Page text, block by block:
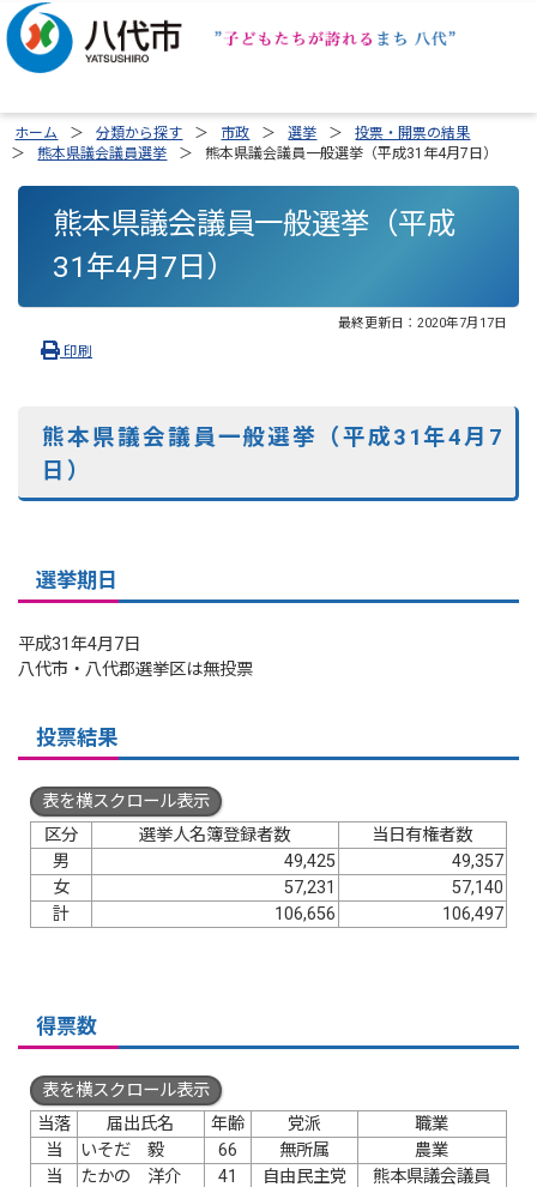
ホーム 分類から探す 市政 選挙
投票・開票の結果
熊本県議会議員選挙
熊本県議会議員一般選挙（平成31年4月7日）
熊本県議会議員一般選挙（平成
31年4月7日）
最終更新日： 2020年7月17日
印刷
熊本県議会議員一般選挙（平成31年4月7
日）
選挙期日
平成31年4月7日
八代市・八代郡選挙区は無投票
投票結果
表を横スクロール表示
区分
選挙人名簿登録者数
当日有権者数
男
49,425
49,357
女
57,231
57,140
計
106,656 106,497
得票数
表を横スクロール表示
当落
届出氏名 年齢 党派
職業
当
いそだ 毅 66 無所属
農業
当
たかの 洋介 41 自由民主党
熊本県議会議員